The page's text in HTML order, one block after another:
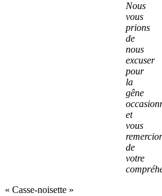
Nous
vous
prions
de
nous
excuser
pour
la
gêne
et
vous
de
votre
« Casse-noisette »